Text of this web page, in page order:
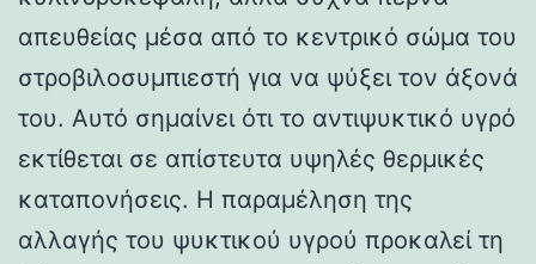
απευθείας μέσα από το κεντρικό σώμα του
στροβιλοσυμπιεστή για να ψύξει τον άξονά
του. Αυτό σημαίνει ότι το αντιψυκτικό υγρό
εκτίθεται σε απίστευτα υψηλές θερμικές
καταπονήσεις. Η παραμέληση της
αλλαγής του ψυκτικού υγρού προκαλεί τη